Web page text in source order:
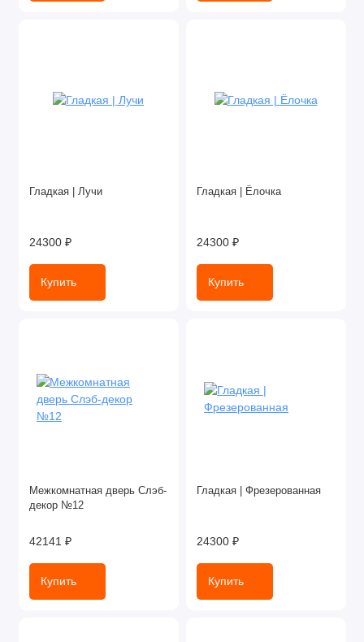
Гладкая | Лучи
24300 ₽
Купить
Гладкая | Ёлочка
24300 ₽
Купить
Межкомнатная дверь Слэб-
декор №12
42141 ₽
Купить
Гладкая | Фрезерованная
24300 ₽
Купить